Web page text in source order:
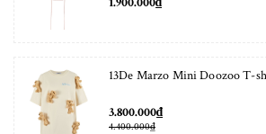
13De Marzo Mini Doozoo T-
3.800.000₫
4.400.000₫